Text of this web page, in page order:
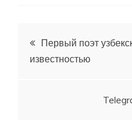
PostПервый поэт
известностью